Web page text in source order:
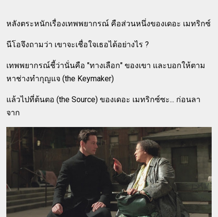
หลังตระหนักเรื่องเทพพยากรณ์ คือส่วนหนึ่งของเดอะ เมทริกซ์
นีโอจึงถามว่า เขาจะเชื่อใจเธอได้อย่างไร ?
เทพพยากรณ์ชี้ว่านั่นคือ "ทางเลือก" ของเขา และบอกให้ตาม
หาช่างทำกุญแจ (the Keymaker)
แล้วไปที่ต้นตอ (the Source) ของเดอะ เมทริกซ์ซะ... ก่อนลา
จาก